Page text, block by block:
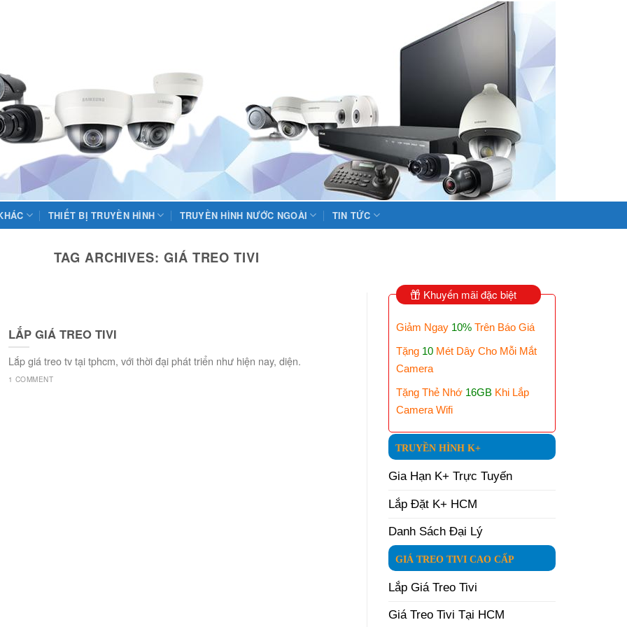
THIẾT BỊ TRUYỀN HÌNH TRUYỀN HÌNH NƯỚC NGOÀI TIN TỨC
TAG ARCHIVES: GIÁ TREO TIVI
LẮP GIÁ TREO TIVI
Lắp giá treo tv tại tphcm, với thời đại phát triển như hiện nay, diện.
1 COMMENT
Khuyến mãi đặc biệt
Giảm Ngay 10% Trên Báo Giá
Tặng 10 Mét Dây Cho Mỗi Mắt
Camera
Tặng Thẻ Nhớ 16GB Khi Lắp
Camera Wifi
TRUYỀN HÌNH K+
Gia Hạn K+ Trực Tuyến
Lắp Đặt K+ HCM
Danh Sách Đại Lý
GIÁ TREO TIVI CAO CẤP
Lắp Giá Treo Tivi
Giá Treo Tivi Tại HCM